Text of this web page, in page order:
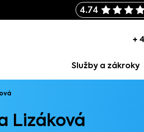
+
Služby a zákroky
+
Lizáková